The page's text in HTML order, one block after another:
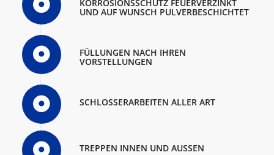
KORROSIONSSCHUTZ FEUERVERZINKT
UND AUF WUNSCH PULVERBESCHICHTET
FÜLLUNGEN NACH IHREN
VORSTELLUNGEN
SCHLOSSERARBEITEN ALLER ART
TREPPEN INNEN UND AUSSEN